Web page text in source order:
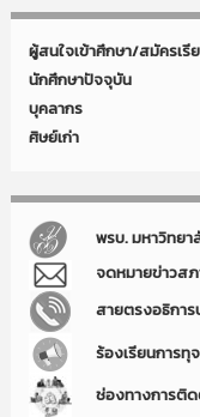
ผู้สนใจเข้าศึกษา/สมัครเรี
นักศึกษาปัจจุบัน
บุคลากร
ศิษย์เก่า
พรบ. มหาวิทยา
จดหมายข่าวส
สายตรงอธิกา
ร้องเรียนการทุ
ช่องทางการติ